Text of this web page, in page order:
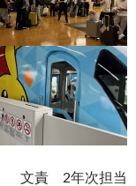
文責 2年次担当